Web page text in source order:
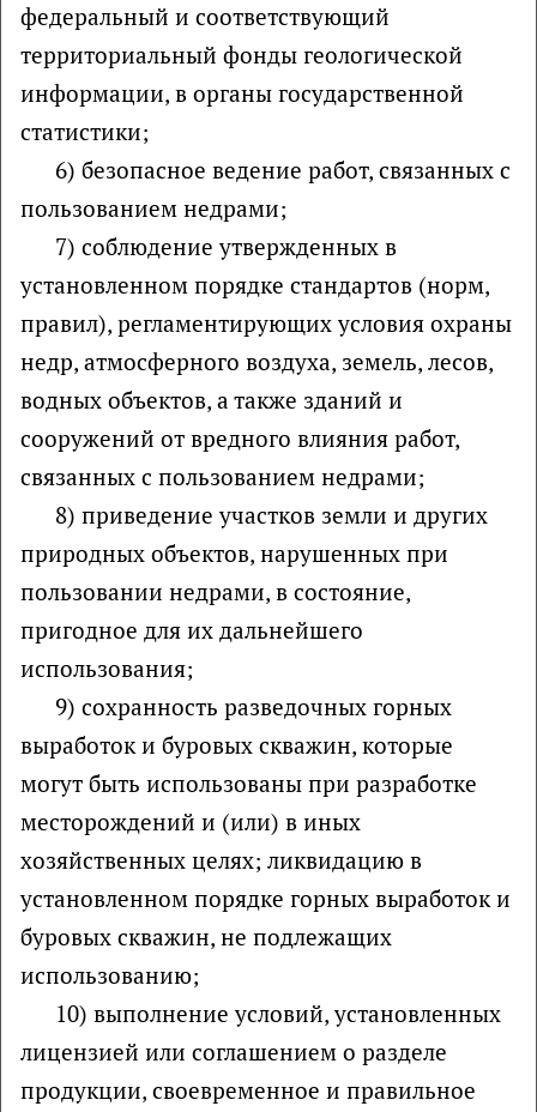
федеральный и соответствующий
территориальный фонды геологической
информации, в органы государственной
статистики;
6) безопасное ведение работ, связанных с
пользованием недрами;
7) соблюдение утвержденных в
установленном порядке стандартов (норм,
правил), регламентирующих условия охраны
недр, атмосферного воздуха, земель, лесов,
водных объектов, а также зданий и
сооружений от вредного влияния работ,
связанных с пользованием недрами;
8) приведение участков земли и других
природных объектов, нарушенных при
пользовании недрами, в состояние,
пригодное для их дальнейшего
использования;
9) сохранность разведочных горных
выработок и буровых скважин, которые
могут быть использованы при разработке
месторождений и (или) в иных
хозяйственных целях; ликвидацию в
установленном порядке горных выработок и
буровых скважин, не подлежащих
использованию;
10) выполнение условий, установленных
лицензией или соглашением о разделе
продукции, своевременное и правильное